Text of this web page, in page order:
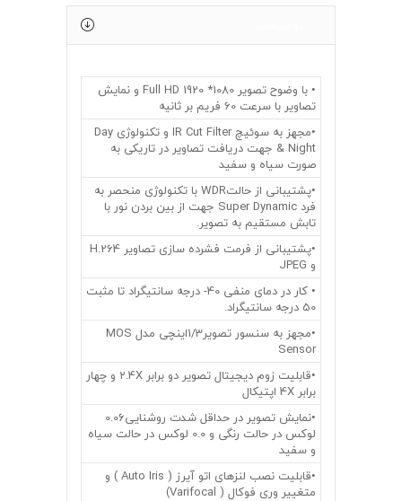
• با وضوح تصویر 1080* Full HD 1920 و نمایش
تصاویر با سرعت 60 فریم بر ثانیه
•مجهز به سوئیچ IR Cut Filter و تکنولوژی Day
& Night جهت دریافت تصاویر در تاریکی به
صورت سیاه و سفید
•پشتیبانی از حالتWDR با تکنولوژی منحصر به
فرد Super Dynamic جهت از بین بردن نور با
تابش مستقیم به تصویر.
•پشتیبانی از فرمت فشرده سازی تصاویر H.264
و JPEG
• کار در دمای منفی 40- درجه سانتیگراد تا مثبت
50 درجه سانتیگراد.
•مجهز به سنسور تصویر1/3اینچی مدل MOS
Sensor
•قابلیت زوم دیجیتال تصویر دو برابر 2.4X و چهار
برابر 4X اپتیکال
•نمایش تصویر در حداقل شدت روشنایی0.06
لوکس در حالت رنگی و 0.0 لوکس در حالت سیاه
و سفید
•قابلیت نصب لنزهای اتو آیرز ( Auto Iris ) و
متغییر وری فوکال ( Varifocal)